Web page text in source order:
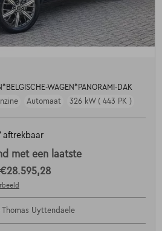
WAGEN*PANORAMI-DAK
Automaat 326 kW ( 443 PK )
aftrekbaar
met een laatste
€28.595,28
Thomas Uyttendaele